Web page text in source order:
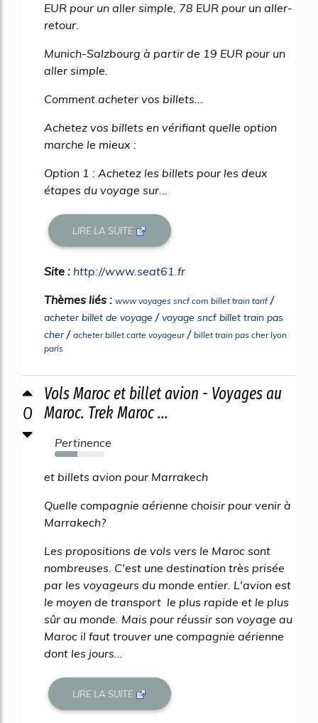
EUR pour un aller simple, 78 EUR pour un aller-
retour.
Munich-Salzbourg à partir de 19 EUR pour un
aller simple.
Comment acheter vos billets...
Achetez vos billets en vérifiant quelle option
marche le mieux :
Option 1 : Achetez les billets pour les deux
étapes du voyage sur...
LIRE LA SUITE
Site : http://www.seat61.fr
Thèmes liés : www voyages sncf com billet train tarif/
acheter billet de voyage /voyage sncf billet train pas
cher/ acheter billet carte voyageur/ billet train pas cher lyon
paris
0
Vols Maroc et billet avion - Voyages au
Maroc. Trek Maroc ...
Pertinence
45%
et billets avion pour Marrakech
Quelle compagnie aérienne choisir pour venir à
Marrakech?
Les propositions de vols vers le Maroc sont
nombreuses. C'est une destination très prisée
par les voyageurs du monde entier. L'avion est
le moyen de transport le plus rapide et le plus
sûr au monde. Mais pour réussir son voyage au
Maroc il faut trouver une compagnie aérienne
dont les jours...
LIRE LA SUITE